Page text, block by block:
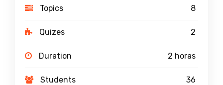
Topics 8
Quizes 2
Duration 2 horas
Students 36